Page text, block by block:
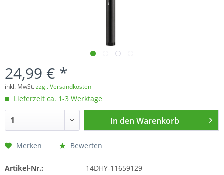
24,99 € *
inkl. MwSt.zzgl. Versandkosten
Lieferzeit ca. 1-3 Werktage
In den Warenkorb
Merken Bewerten
Artikel-Nr.:
14DHY-11659129